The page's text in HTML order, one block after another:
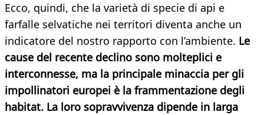
Ecco, quindi, che la varietà di specie di api e
farfalle selvatiche nei territori diventa anche un
indicatore del nostro rapporto con l’ambiente. Le
cause del recente declino sono molteplici e
interconnesse, ma la principale minaccia per gli
impollinatori europei è la frammentazione degli
habitat. La loro sopravvivenza dipende in larga